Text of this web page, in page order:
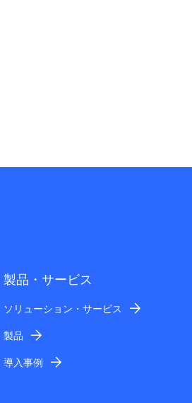
製品・サービス
ソリューション・サービス
製品
導入事例